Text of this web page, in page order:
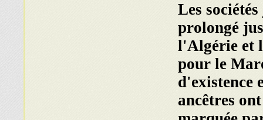
Les
prolongé
l'Algérie et
pour le
d'existence
ancêtres